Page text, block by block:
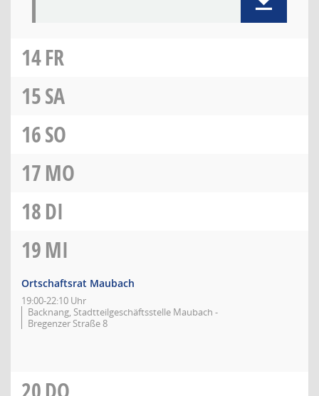
14FR
15SA
16SO
17MO
18DI
19MI
Ortschaftsrat Maubach
19:00-22:10 Uhr
Backnang, Stadtteilgeschäftsstelle Maubach -
Bregenzer Straße 8